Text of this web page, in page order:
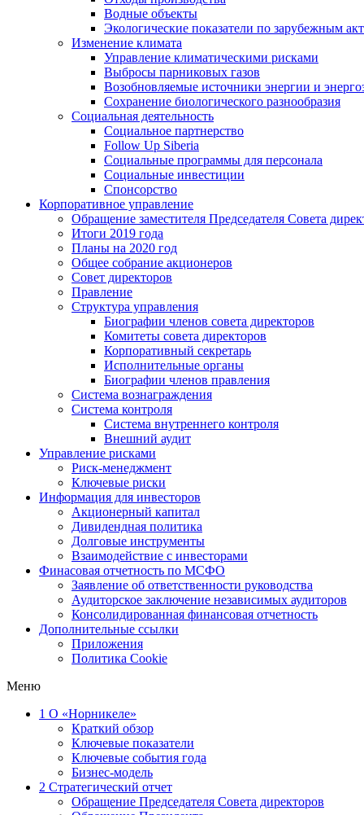
Водные объекты
Экологические показатели по зарубежным
Изменение климата
Управление климатическими рисками
Выбросы парниковых газов
Возобновляемые источники энергии и
Сохранение биологического разнообразия
Социальная деятельность
Социальное партнерство
Follow Up Siberia
Социальные программы для персонала
Социальные инвестиции
Спонсорство
Корпоративное управление
Обращение заместителя Председателя Совета
Итоги 2019 года
Планы на 2020 год
Общее собрание акционеров
Совет директоров
Правление
Структура управления
Биографии членов совета директоров
Комитеты совета директоров
Корпоративный секретарь
Исполнительные органы
Биографии членов правления
Система вознаграждения
Система контроля
Система внутреннего контроля
Внешний аудит
Управление рисками
Риск-менеджмент
Ключевые риски
Информация для инвесторов
Акционерный капитал
Дивидендная политика
Долговые инструменты
Взаимодействие с инвеcторами
Финасовая отчетность по МСФО
Заявление об ответственности руководства
Аудиторское заключение независимых аудиторов
Консолидированная финансовая отчетность
Дополнительные ссылки
Приложения
Политика Cookie
Меню
1 О «Норникеле»
Краткий обзор
Ключевые показатели
Ключевые события года
Бизнес-модель
2 Стратегический отчет
Обращение Председателя Совета директоров